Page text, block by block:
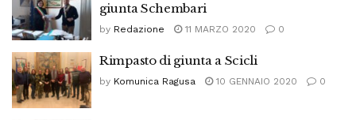
giunta Schembari
by Redazione 11 MARZO 2020 0
Rimpasto di giunta a Scicli
by Komunica Ragusa 10 GENNAIO 2020 0